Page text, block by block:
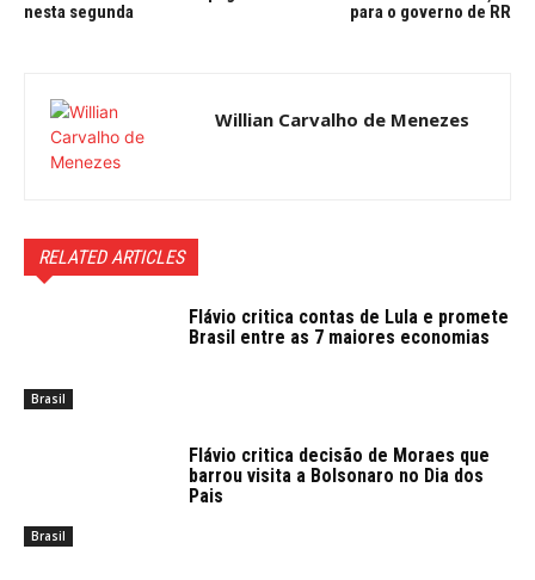
nesta segunda
para o governo de RR
Willian Carvalho de Menezes
RELATED ARTICLES
Brasil
Flávio critica contas de Lula e promete
Brasil entre as 7 maiores economias
Brasil
Flávio critica decisão de Moraes que
barrou visita a Bolsonaro no Dia dos
Pais